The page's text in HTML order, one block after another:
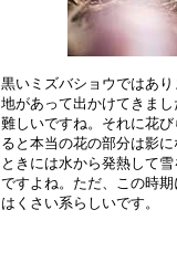
黒いミズバショウではあ
地があって出かけてきま
難しいですね。それに花
ると本当の花の部分は影
ときには水から発熱して
ですよね。ただ、この時